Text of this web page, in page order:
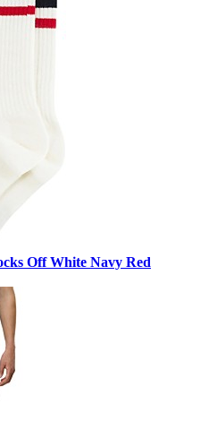
Off White Navy Red